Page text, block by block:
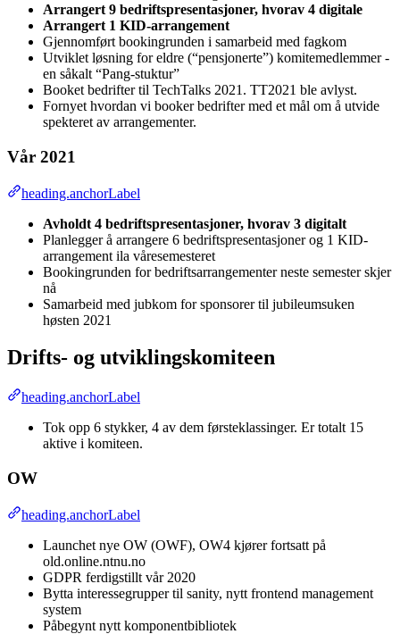
Arrangert 9 bedriftspresentasjoner, hvorav 4 digitale
Arrangert 1 KID-arrangement
Gjennomført bookingrunden i samarbeid med fagkom
Utviklet løsning for eldre (“pensjonerte”) komitemedlemmer -
en såkalt “Pang-stuktur”
Booket bedrifter til TechTalks 2021. TT2021 ble avlyst.
Fornyet hvordan vi booker bedrifter med et mål om å utvide
spekteret av arrangementer.
Vår 2021
heading.anchorLabel
Avholdt 4 bedriftspresentasjoner, hvorav 3 digitalt
Planlegger å arrangere 6 bedriftspresentasjoner og 1 KID-
arrangement ila våresemesteret
Bookingrunden for bedriftsarrangementer neste semester skjer
nå
Samarbeid med jubkom for sponsorer til jubileumsuken
høsten 2021
Drifts- og utviklingskomiteen
heading.anchorLabel
Tok opp 6 stykker, 4 av dem førsteklassinger. Er totalt 15
aktive i komiteen.
OW
heading.anchorLabel
Launchet nye OW (OWF), OW4 kjører fortsatt på
old.online.ntnu.no
GDPR ferdigstillt vår 2020
Bytta interessegrupper til sanity, nytt frontend management
system
Påbegynt nytt komponentbibliotek